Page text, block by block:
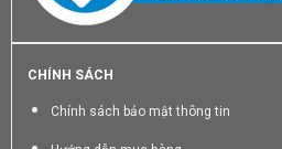
CHÍNH SÁCH
Chính sách bảo mật thông tin